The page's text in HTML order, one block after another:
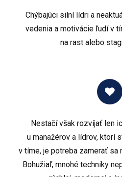
Chýbajúci silní lídri a
vedenia a motivácie ľudí v
na rast alebo
Nestačí však rozvíjať len
u manažérov a lídrov, ktorí
v tíme, je potreba zamerať sa
Bohužiaľ, mnohé techniky